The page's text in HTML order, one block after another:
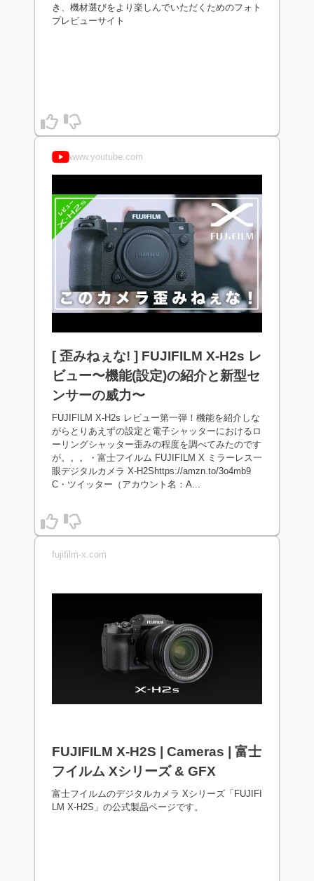
き、機材選びをより楽しんでいただくためのフォト
プレビューサイト
www.youtube.com
[ 歪みねぇな! ] FUJIFILM X-H2s レ
ビュー〜機能(設定)の紹介と新型セ
ンサーの威力〜
FUJIFILM X-H2s レビュー第一弾！機能を紹介しな
がらとりあえずの設定と電子シャッターにおけるロ
ーリングシャッター歪みの程度を調べてみたのです
が。。。・富士フイルム FUJIFILM X ミラーレス一
眼デジタルカメラ X-H2Shttps://amzn.to/3o4mb9
C・ツイッター（アカウント名：A...
fujifilm-x.com
FUJIFILM X-H2S | Cameras | 富士
フイルム Xシリーズ & GFX
富士フイルムのデジタルカメラ Xシリーズ「FUJIFI
LM X-H2S」の公式製品ページです。